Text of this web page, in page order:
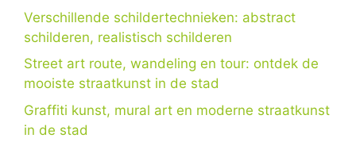
Verschillende schildertechnieken: abstract
schilderen, realistisch schilderen
Street art route, wandeling en tour: ontdek de
mooiste straatkunst in de stad
Graffiti kunst, mural art en moderne straatkunst
in de stad